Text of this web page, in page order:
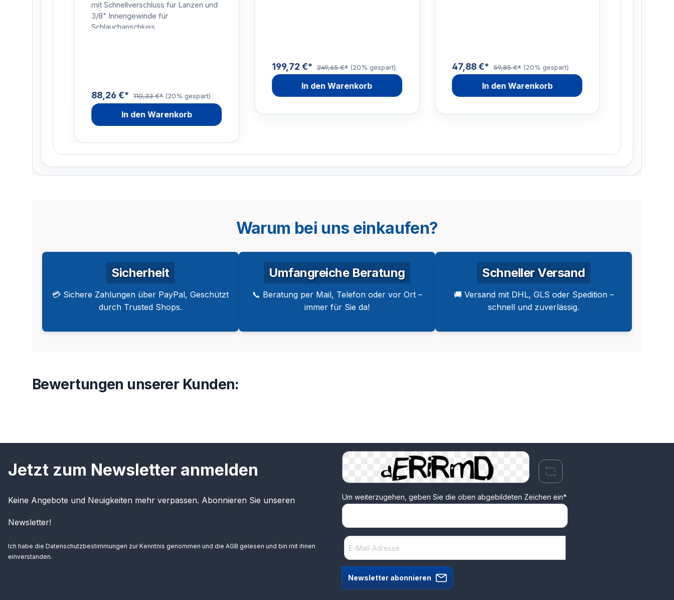
mit Schnellverschluss für Lanzen und
3/8" Innengewinde für
Schlauchanschluss
88,26 €* 110,33 €* (20% gespart)
In den Warenkorb
199,72 €* 249,65 €* (20% gespart)
In den Warenkorb
47,88 €* 59,85 €* (20% gespart)
In den Warenkorb
Warum bei uns einkaufen?
Sicherheit
💳 Sichere Zahlungen über PayPal, Geschützt
durch Trusted Shops.
Umfangreiche Beratung
📞 Beratung per Mail, Telefon oder vor Ort –
immer für Sie da!
Schneller Versand
🚚 Versand mit DHL, GLS oder Spedition –
schnell und zuverlässig.
Bewertungen unserer Kunden:
Jetzt zum Newsletter anmelden
Keine Angebote und Neuigkeiten mehr verpassen. Abonnieren Sie unseren
Newsletter!
Ich habe die Datenschutzbestimmungen zur Kenntnis genommen und die AGB gelesen und bin mit ihnen
einverstanden.
Um weiterzugehen, geben Sie die oben abgebildeten Zeichen ein*
Newsletter abonnieren